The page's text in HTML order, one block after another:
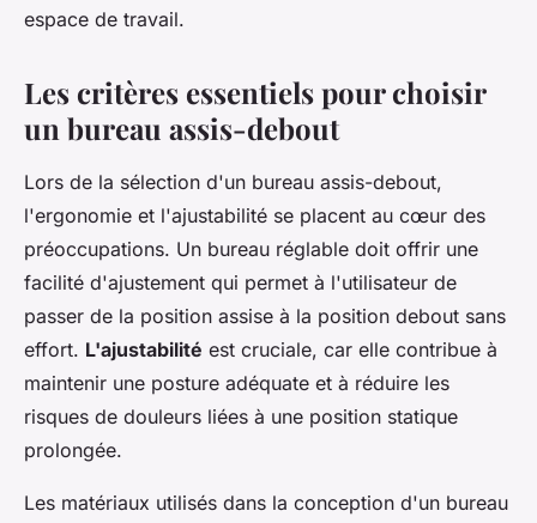
espace de travail.
Les critères essentiels pour choisir
un bureau assis-debout
Lors de la sélection d'un bureau assis-debout,
l'ergonomie et l'ajustabilité se placent au cœur des
préoccupations. Un bureau réglable doit offrir une
facilité d'ajustement qui permet à l'utilisateur de
passer de la position assise à la position debout sans
effort. L'ajustabilité est cruciale, car elle contribue à
maintenir une posture adéquate et à réduire les
risques de douleurs liées à une position statique
prolongée.
Les matériaux utilisés dans la conception d'un bureau